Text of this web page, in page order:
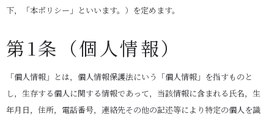
下，「本ポリシー」といいます。）を定めます。
第1条（個人情報）
「個人情報」とは，個人情報保護法にいう「個人情報」を指すものと
し，生存する個人に関する情報であって，当該情報に含まれる氏名，生
年月日，住所，電話番号，連絡先その他の記述等により特定の個人を識